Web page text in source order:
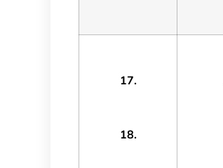
17.
18.